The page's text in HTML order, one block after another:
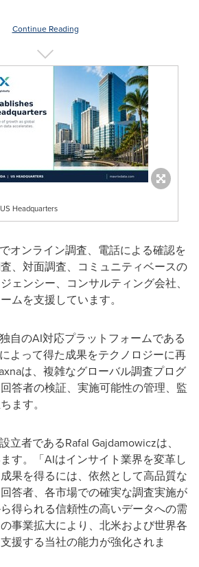
Continue Reading
Headquarters
オンライン調査、電話による確認を
、対面調査、コミュニティベースの
ェンシー、コンサルティング会社、
ムを支援しています。
自のAI対応プラットフォームである
よって得た成果をテクノロジーに再
は、複雑なグローバル調査プログ
答者の検証、実施可能性の管理、監
ます。
立者であるRafal Gajdamowiczは、
す。「AIはインサイト業界を変革し
果を得るには、依然として高品質な
答者、各市場での確実な調査実施が
得られる信頼性の高いデータへの需
事業拡大により、北米および世界各
援する当社の能力が強化されま